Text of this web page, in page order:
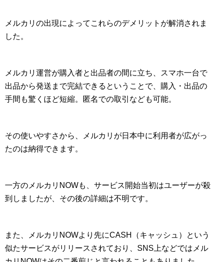
メルカリの出現によってこれらのデメリットが解消されま
した。
メルカリ運営が購入者と出品者の間に立ち、スマホ一台で
出品から発送まで完結できるということで、購入・出品の
手間も驚くほど短縮。匿名での取引なども可能。
その使いやすさから、メルカリが日本中に利用者が広がっ
たのは納得できます。
一方のメルカリNOWも、サービス開始当初はユーザーが殺
到しましたが、その後の詳細は不明です。
また、メルカリNOWより先にCASH（キャッシュ）という
似たサービスがリリースされており、SNS上などではメル